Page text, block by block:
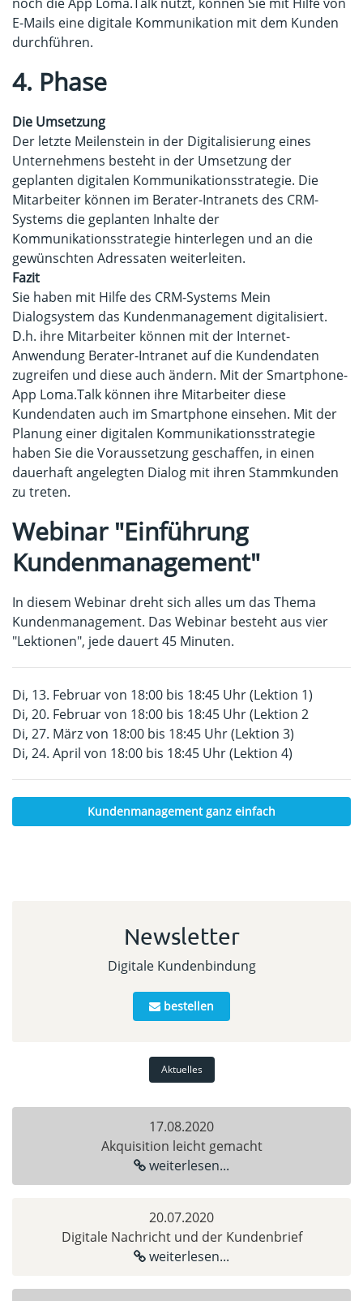
E-Mails eine digitale Kommunikation mit dem Kunden
durchführen.
4. Phase
Die Umsetzung
Der letzte Meilenstein in der Digitalisierung eines
Unternehmens besteht in der Umsetzung der
geplanten digitalen Kommunikationsstrategie. Die
Mitarbeiter können im Berater-Intranets des CRM-
Systems die geplanten Inhalte der
Kommunikationsstrategie hinterlegen und an die
gewünschten Adressaten weiterleiten.
Fazit
Sie haben mit Hilfe des CRM-Systems Mein
Dialogsystem das Kundenmanagement digitalisiert.
D.h. ihre Mitarbeiter können mit der Internet-
Anwendung Berater-Intranet auf die Kundendaten
zugreifen und diese auch ändern. Mit der Smartphone-
App Loma.Talk können ihre Mitarbeiter diese
Kundendaten auch im Smartphone einsehen. Mit der
Planung einer digitalen Kommunikationsstrategie
haben Sie die Voraussetzung geschaffen, in einen
dauerhaft angelegten Dialog mit ihren Stammkunden
zu treten.
Webinar "Einführung
Kundenmanagement"
In diesem Webinar dreht sich alles um das Thema
Kundenmanagement. Das Webinar besteht aus vier
"Lektionen", jede dauert 45 Minuten.
Di, 13. Februar von 18:00 bis 18:45 Uhr (Lektion 1)
Di, 20. Februar von 18:00 bis 18:45 Uhr (Lektion 2
Di, 27. März von 18:00 bis 18:45 Uhr (Lektion 3)
Di, 24. April von 18:00 bis 18:45 Uhr (Lektion 4)
Kundenmanagement ganz einfach
Newsletter
Digitale Kundenbindung
bestellen
Aktuelles
17.08.2020
Akquisition leicht gemacht
weiterlesen...
20.07.2020
Digitale Nachricht und der Kundenbrief
weiterlesen...